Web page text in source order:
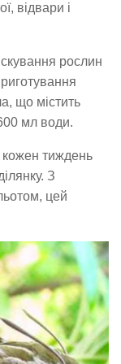
відвари і
рослин
що містить
мл води.
тиждень
З
цей